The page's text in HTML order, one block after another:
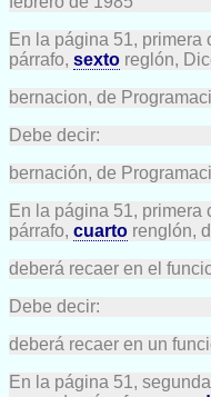
En la página 51, primera
párrafo, sexto reglón,
bernacion, de
Debe decir:
bernación, de
En la página 51, primera
párrafo, cuarto renglón,
deberá recaer en el
Debe decir:
deberá recaer en un
En la página 51,